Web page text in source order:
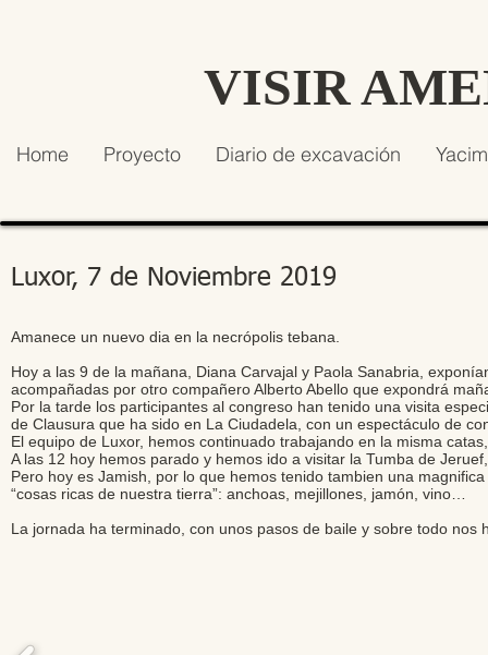
VISIR
Home Proyecto Diario de excavación
Luxor, 7 de Noviembre 2019
Amanece un nuevo dia en la necrópolis tebana.
Hoy a las 9 de la mañana, Diana Carvajal y Paola Sanabria,
acompañadas por otro compañero Alberto Abello que expondrá
Por la tarde los participantes al congreso han tenido una visita
de Clausura que ha sido en La Ciudadela, con un espectáculo de
El equipo de Luxor, hemos continuado trabajando en la misma
A las 12 hoy hemos parado y hemos ido a visitar la Tumba de
Pero hoy es Jamish, por lo que hemos tenido tambien una
“cosas ricas de nuestra tierra”: anchoas, mejillones, jamón, vino…
La jornada ha terminado, con unos pasos de baile y sobre todo nos